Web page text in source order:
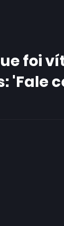
foi
'Fale